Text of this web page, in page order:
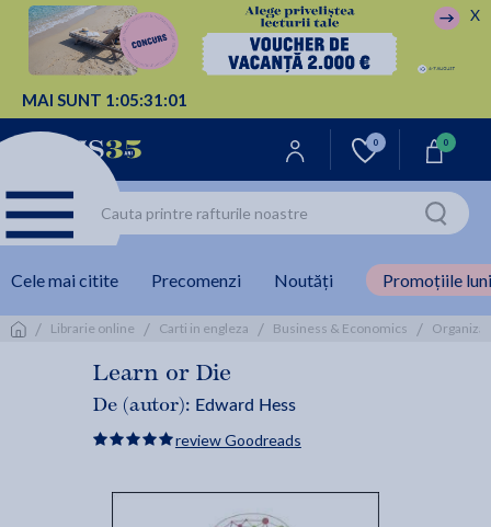
MAI SUNT 1:05:31:00
X
0 0
Cele mai citite Precomenzi Noutăți Promoțiile
/ Librarie online / Carti in engleza / Business & Economics /
Learn or Die
De (autor): Edward Hess
review Goodreads